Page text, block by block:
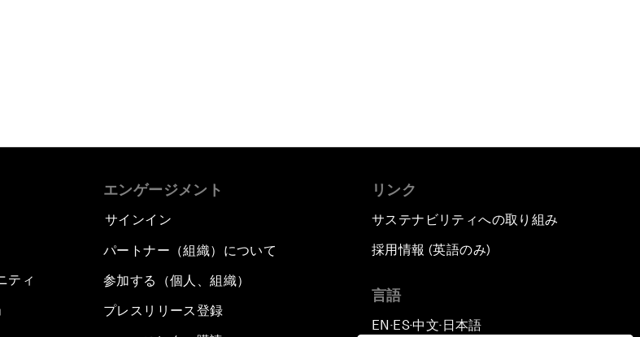
ティ
エンゲージメント
サインイン
パートナー（組織）について
参加する（個人、組織）
プレスリリース登録
リンク
サステナビリティへの取り組み
採用情報 (英語のみ)
言語
EN ▪ES▪中文▪ 日本語